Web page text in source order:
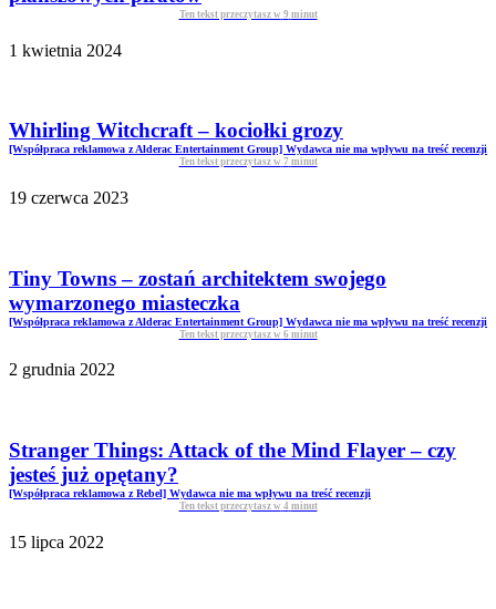
Ten tekst przeczytasz w 9 minut
1 kwietnia 2024
Whirling Witchcraft – kociołki grozy
[Współpraca reklamowa z Alderac Entertainment Group] Wydawca nie ma wpływu na treść recenzji
Ten tekst przeczytasz w 7 minut
19 czerwca 2023
Tiny Towns – zostań architektem swojego
wymarzonego miasteczka
[Współpraca reklamowa z Alderac Entertainment Group] Wydawca nie ma wpływu na treść recenzji
Ten tekst przeczytasz w 6 minut
2 grudnia 2022
Stranger Things: Attack of the Mind Flayer – czy
jesteś już opętany?
[Współpraca reklamowa z Rebel] Wydawca nie ma wpływu na treść recenzji
Ten tekst przeczytasz w 4 minut
15 lipca 2022